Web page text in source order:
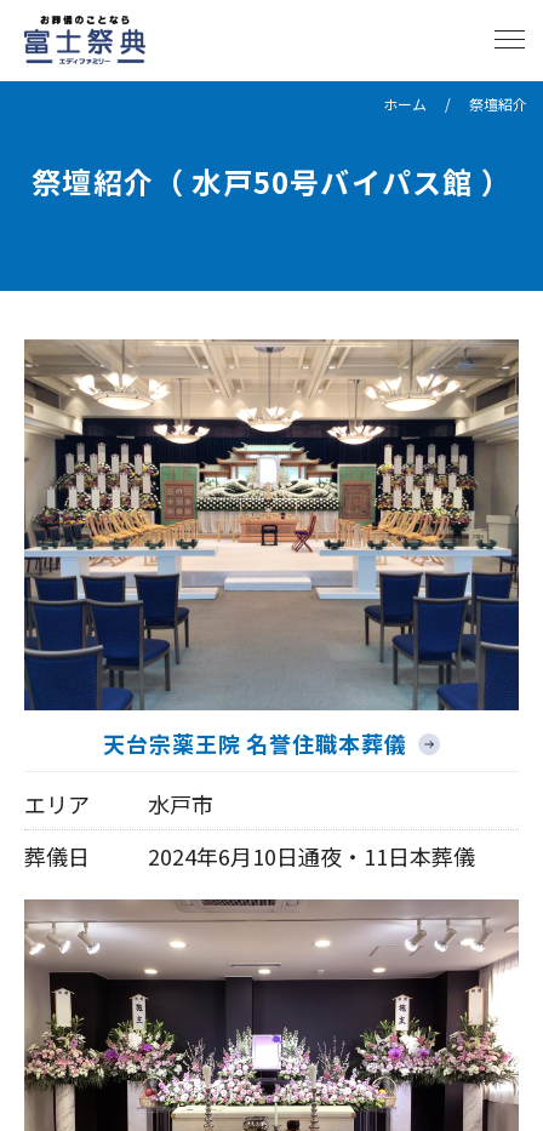
ホーム 祭壇紹介
祭壇紹介（ 水戸50号バイパス館 ）
天台宗薬王院 名誉住職本葬儀
エリア
水戸市
葬儀日
2024年6月10日通夜・11日本葬儀